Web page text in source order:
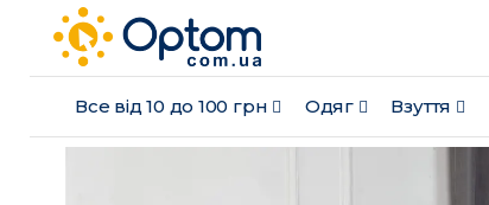
Все від 10 до 100 грн Одяг Взуття